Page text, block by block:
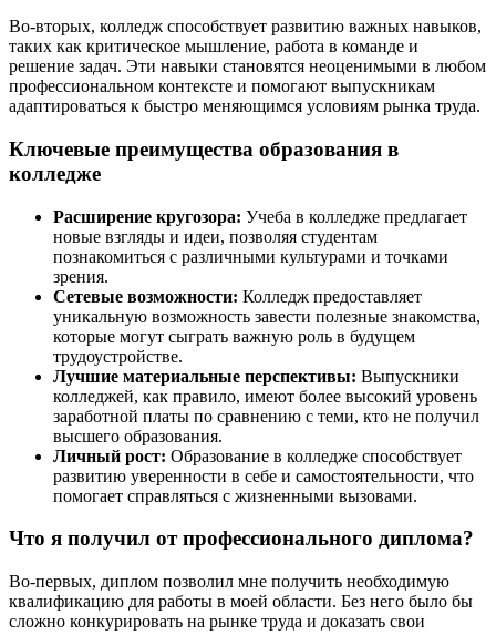
Во-вторых, колледж способствует развитию важных навыков,
таких как критическое мышление, работа в команде и
решение задач. Эти навыки становятся неоценимыми в любом
профессиональном контексте и помогают выпускникам
адаптироваться к быстро меняющимся условиям рынка труда.
Ключевые преимущества образования в
колледже
Расширение кругозора: Учеба в колледже предлагает
новые взгляды и идеи, позволяя студентам
познакомиться с различными культурами и точками
зрения.
Сетевые возможности: Колледж предоставляет
уникальную возможность завести полезные знакомства,
которые могут сыграть важную роль в будущем
трудоустройстве.
Лучшие материальные перспективы: Выпускники
колледжей, как правило, имеют более высокий уровень
заработной платы по сравнению с теми, кто не получил
высшего образования.
Личный рост: Образование в колледже способствует
развитию уверенности в себе и самостоятельности, что
помогает справляться с жизненными вызовами.
Что я получил от профессионального диплома?
Во-первых, диплом позволил мне получить необходимую
квалификацию для работы в моей области. Без него было бы
сложно конкурировать на рынке труда и доказать свои